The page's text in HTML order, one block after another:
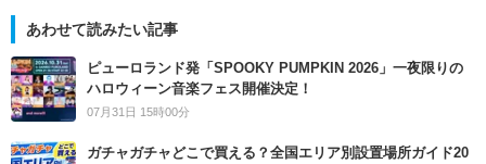
あわせて読みたい記事
ピューロランド発「SPOOKY PUMPKIN 2026」一夜限りの
ハロウィーン音楽フェス開催決定！
07月31日 15時00分
ガチャガチャどこで買える？全国エリア別設置場所ガイド20